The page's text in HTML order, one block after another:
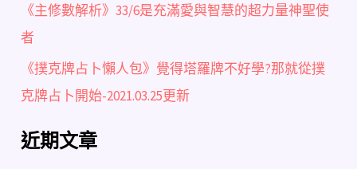
《主修數解析》33/6是充滿愛與智慧的超力量神聖使
者
《撲克牌占卜懶人包》覺得塔羅牌不好學?那就從撲
克牌占卜開始-2021.03.25更新
近期文章